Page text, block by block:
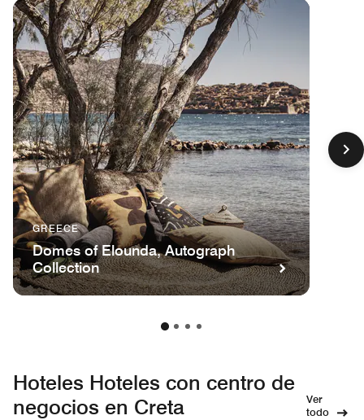
GREECE
Domes of Elounda, Autograph
Collection
Hoteles Hoteles con centro de
negocios en Creta
Ver
todo